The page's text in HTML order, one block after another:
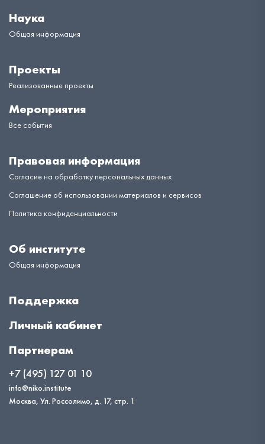
Наука
Общая информация
Проекты
Реализованные проекты
Мероприятия
Все события
Правовая информация
Согласие на обработку персональных данных
Соглашение об использовании материалов и сервисов
Политика конфиденциальности
Об институте
Общая информация
Поддержка
Личный кабинет
Партнерам
+7 (495) 127 01 10
info@niko.institute
Москва, Ул. Россолимо, д. 17, стр. 1